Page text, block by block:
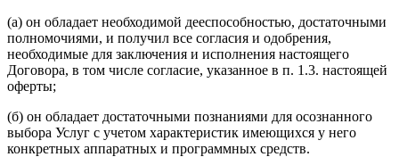
(а) он обладает необходимой дееспособностью, достаточными
полномочиями, и получил все согласия и одобрения,
необходимые для заключения и исполнения настоящего
Договора, в том числе согласие, указанное в п. 1.3. настоящей
оферты;
(б) он обладает достаточными познаниями для осознанного
выбора Услуг с учетом характеристик имеющихся у него
конкретных аппаратных и программных средств.